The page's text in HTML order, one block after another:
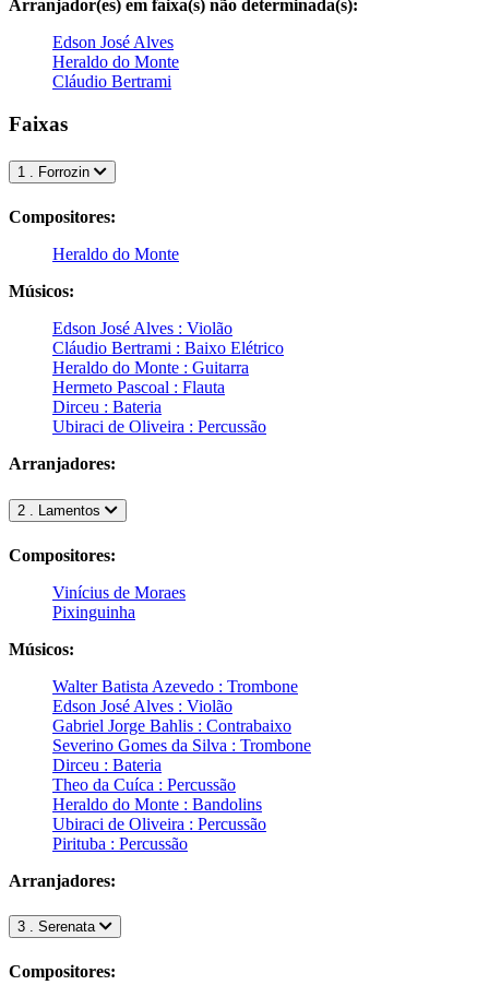
Arranjador(es) em faixa(s) não determinada(s):
Edson José Alves
Heraldo do Monte
Cláudio Bertrami
Faixas
1 . Forrozin
Compositores:
Heraldo do Monte
Músicos:
Edson José Alves : Violão
Cláudio Bertrami : Baixo Elétrico
Heraldo do Monte : Guitarra
Hermeto Pascoal : Flauta
Dirceu : Bateria
Ubiraci de Oliveira : Percussão
Arranjadores:
2 . Lamentos
Compositores:
Vinícius de Moraes
Pixinguinha
Músicos:
Walter Batista Azevedo : Trombone
Edson José Alves : Violão
Gabriel Jorge Bahlis : Contrabaixo
Severino Gomes da Silva : Trombone
Dirceu : Bateria
Theo da Cuíca : Percussão
Heraldo do Monte : Bandolins
Ubiraci de Oliveira : Percussão
Pirituba : Percussão
Arranjadores:
3 . Serenata
Compositores: